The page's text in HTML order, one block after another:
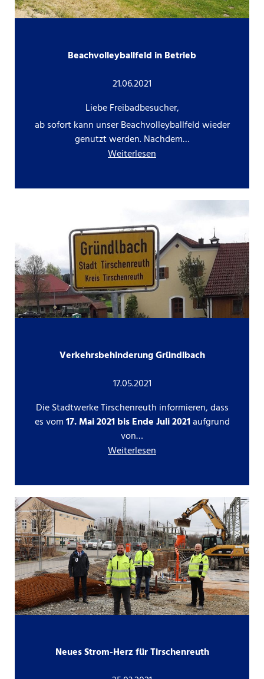
Beachvolleyballfeld in Betrieb
21.06.2021
Liebe Freibadbesucher,
ab sofort kann unser Beachvolleyballfeld wieder
genutzt werden. Nachdem…
Weiterlesen
Verkehrsbehinderung Gründlbach
17.05.2021
Die Stadtwerke Tirschenreuth informieren, dass
es vom17. Mai 2021 bis Ende Juli 2021aufgrund
von…
Weiterlesen
Neues Strom-Herz für Tirschenreuth